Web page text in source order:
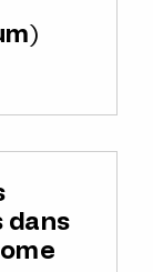
dans